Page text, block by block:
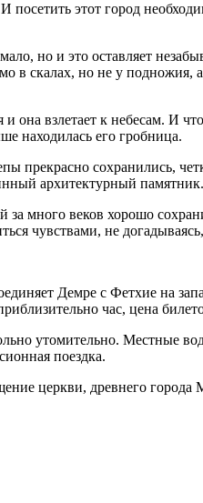
этот город
но и это оставляет
скалах, но не у подножия,
она взлетает к небесам. И
находилась его гробница.
прекрасно сохранились,
архитектурный памятник.
за много веков хорошо
чувствами, не
Демре с Фетхие на
час, цена
утомительно. Местные
поездка.
церкви, древнего города